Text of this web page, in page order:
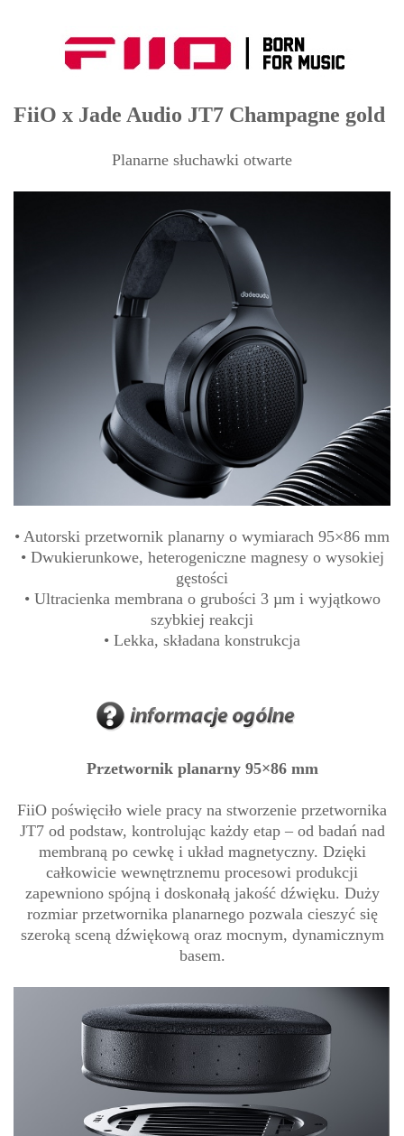
FiiO x Jade Audio JT7 Champagne gold
Planarne słuchawki otwarte
• Autorski przetwornik planarny o wymiarach 95×86 mm
• Dwukierunkowe, heterogeniczne magnesy o wysokiej
gęstości
• Ultracienka membrana o grubości 3 µm i wyjątkowo
szybkiej reakcji
• Lekka, składana konstrukcja
Przetwornik planarny 95×86 mm
FiiO poświęciło wiele pracy na stworzenie przetwornika
JT7 od podstaw, kontrolując każdy etap – od badań nad
membraną po cewkę i układ magnetyczny. Dzięki
całkowicie wewnętrznemu procesowi produkcji
zapewniono spójną i doskonałą jakość dźwięku. Duży
rozmiar przetwornika planarnego pozwala cieszyć się
szeroką sceną dźwiękową oraz mocnym, dynamicznym
basem.